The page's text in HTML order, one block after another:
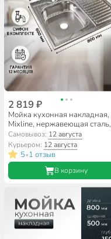
2 819 ₽
Мойка кухонная накладная,
Mixline, нержавеющая сталь,
800х600 мм, левая, 0.6 мм, с
сифоном
Самовывоз: 12 августа
Курьером: 12 августа
5•1 отзыв
В корзину